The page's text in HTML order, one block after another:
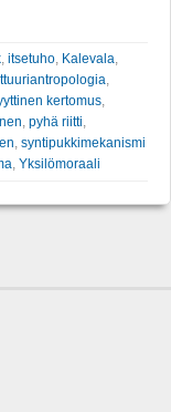
itsetuho Kalevala
kertomus
pyhä riitti
syntipukkimekanismi
Yksilömoraali